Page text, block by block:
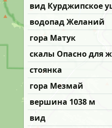
вид Курджипское
водопад Желаний
гора Матук
скалы Опасно для
стоянка
гора Мезмай
вершина 1038 м
вид